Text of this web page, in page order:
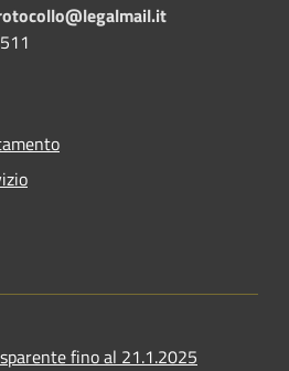
fino al 21.1.2025